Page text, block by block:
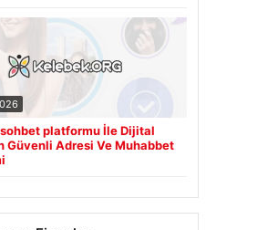
platformu İle Dijital
Güvenli Adresi Ve Muhabbet